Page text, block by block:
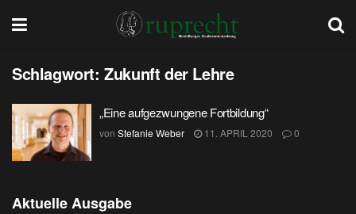
Schlagwort:Zukunft der Lehre
„Eine aufgezwungene Fortbildung“
von Stefanie Weber 11. APRIL 2020 0
Aktuelle Ausgabe